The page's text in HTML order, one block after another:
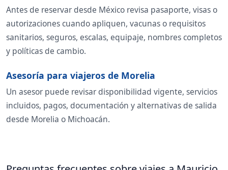
Antes de reservar desde México revisa pasaporte, visas o
autorizaciones cuando apliquen, vacunas o requisitos
sanitarios, seguros, escalas, equipaje, nombres completos
y políticas de cambio.
Asesoría para viajeros de Morelia
Un asesor puede revisar disponibilidad vigente, servicios
incluidos, pagos, documentación y alternativas de salida
desde Morelia o Michoacán.